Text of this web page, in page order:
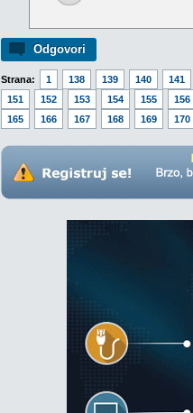
Odgovori
Strana: 1 138 139 140 141
151
152 153 154 155 156
165
166 167 168 169 170